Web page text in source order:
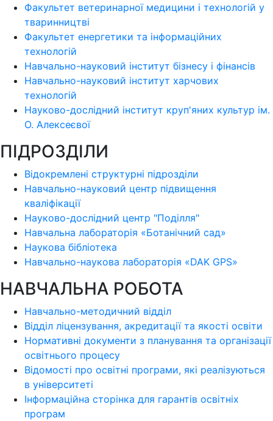
Факультет ветеринарної медицини і технологій у
тваринництві
Факультет енергетики та інформаційних
технологій
Навчально-науковий інститут бізнесу і фінансів
Навчально-науковий інститут харчових
технологій
Науково-дослідний інститут круп'яних культур ім.
О. Алексеєвої
ПІДРОЗДІЛИ
Відокремлені структурні підрозділи
Навчально-науковий центр підвищення
кваліфікації
Науково-дослідний центр "Поділля"
Навчальна лабораторія «Ботанічний сад»
Наукова бібліотека
Навчально-наукова лабораторія «DAK GPS»
НАВЧАЛЬНА РОБОТА
Навчально-методичний відділ
Відділ ліцензування, акредитації та якості освіти
Нормативні документи з планування та організації
освітнього процесу
Відомості про освітні програми, які реалізуються
в університеті
Інформаційна сторінка для гарантів освітніх
програм